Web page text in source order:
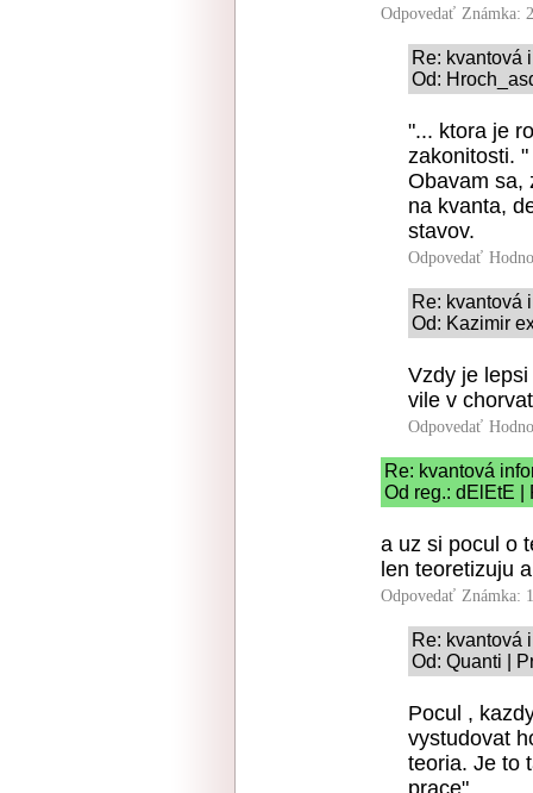
Odpovedať Známka:
Re: kvantová
Od:
"... ktora je
zakonitosti. "
Obavam sa,
na kvanta,
stavov.
Odpovedať
Re: kvantová
Od: Kazimir
Vzdy je
vile v
Odpovedať
Re: kvantová
Od reg.: dElEtE |
a uz si pocul o
len teoretizuju
Odpovedať Známka:
Re: kvantová
Od: Quanti |
Pocul ,
vystudovat
teoria. Je to
prace".